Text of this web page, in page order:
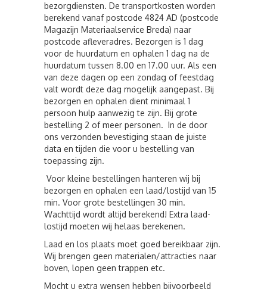
bezorgdiensten. De transportkosten worden
berekend vanaf postcode 4824 AD (postcode
Magazijn Materiaalservice Breda) naar
postcode afleveradres. Bezorgen is 1 dag
voor de huurdatum en ophalen 1 dag na de
huurdatum tussen 8.00 en 17.00 uur. Als een
van deze dagen op een zondag of feestdag
valt wordt deze dag mogelijk aangepast. Bij
bezorgen en ophalen dient minimaal 1
persoon hulp aanwezig te zijn. Bij grote
bestelling 2 of meer personen. In de door
ons verzonden bevestiging staan de juiste
data en tijden die voor u bestelling van
toepassing zijn.
Voor kleine bestellingen hanteren wij bij
bezorgen en ophalen een laad/lostijd van 15
min. Voor grote bestellingen 30 min.
Wachttijd wordt altijd berekend! Extra laad-
lostijd moeten wij helaas berekenen.
Laad en los plaats moet goed bereikbaar zijn.
Wij brengen geen materialen/attracties naar
boven, lopen geen trappen etc.
Mocht u extra wensen hebben bijvoorbeeld